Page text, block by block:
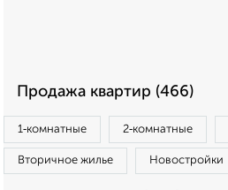
Продажа квартир (466)
1‑комнатные 2‑комнатные
Вторичное жилье Новостройки